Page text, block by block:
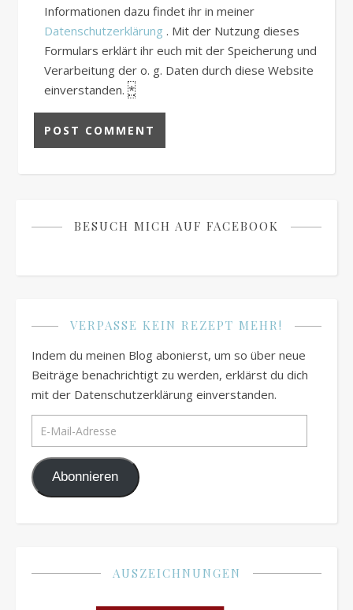
Informationen dazu findet ihr in meiner
Datenschutzerklärung . Mit der Nutzung dieses
Formulars erklärt ihr euch mit der Speicherung und
Verarbeitung der o. g. Daten durch diese Website
einverstanden. *
BESUCH MICH AUF FACEBOOK
VERPASSE KEIN REZEPT MEHR!
Indem du meinen Blog abonierst, um so über neue
Beiträge benachrichtigt zu werden, erklärst du dich
mit der Datenschutzerklärung einverstanden.
E-Mail-Adresse
Abonnieren
AUSZEICHNUNGEN